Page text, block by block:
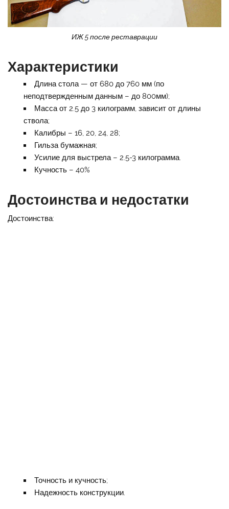
ИЖ 5 после реставрации
Характеристики
Длина стола — от 680 до 760 мм (по
неподтвержденным данным – до 800мм);
Масса от 2.5 до 3 килограмм, зависит от длины
ствола;
Калибры – 16, 20, 24, 28;
Гильза бумажная;
Усилие для выстрела – 2.5-3 килограмма.
Кучность – 40%
Достоинства и недостатки
Достоинства:
Точность и кучность;
Надежность конструкции.